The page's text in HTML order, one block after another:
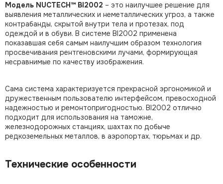
Модель NUCTECH™ BI2002 – это наилучшее решение для
выявления металлических и неметаллических угроз, а также
контрабанды, скрытой внутри тела и протезах, под
одеждой и в обуви. В системе BI2002 применена
показавшая себя самым наилучшим образом технология
просвечивания рентгеновскими лучами, формирующая
несравнимые по качеству изображения.
Сама система характеризуется прекрасной эргономикой и
дружественным пользователю интерфейсом, превосходной
надежностью и ремонтопригодностью. BI2002 отлично
подходит для использования на таможне,
железнодорожных станциях, шахтах по добыче
редкоземельных металлов, в аэропортах, тюрьмах и др.
Технические особенности